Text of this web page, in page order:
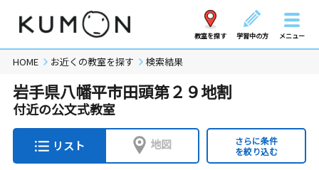
教室を探す 学習中の方 メニュー
HOME お近くの教室を探す 検索結果
岩手県八幡平市田頭第２９地割
付近の公文式教室
リスト 地図
さらに条件
を絞り込む